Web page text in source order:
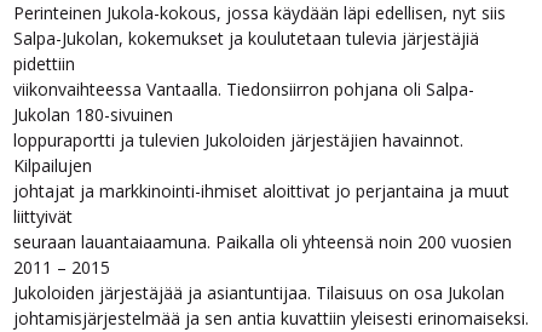
Perinteinen Jukola-kokous, jossa käydään läpi edellisen, nyt siis
Salpa-Jukolan, kokemukset ja koulutetaan tulevia järjestäjiä
pidettiin
viikonvaihteessa Vantaalla. Tiedonsiirron pohjana oli Salpa-
Jukolan 180-sivuinen
loppuraportti ja tulevien Jukoloiden järjestäjien havainnot.
Kilpailujen
johtajat ja markkinointi-ihmiset aloittivat jo perjantaina ja muut
liittyivät
seuraan lauantaiaamuna. Paikalla oli yhteensä noin 200 vuosien
2011 – 2015
Jukoloiden järjestäjää ja asiantuntijaa. Tilaisuus on osa Jukolan
johtamisjärjestelmää ja sen antia kuvattiin yleisesti erinomaiseksi.